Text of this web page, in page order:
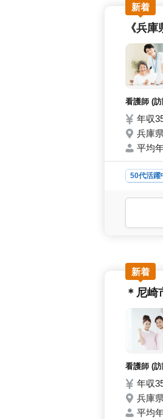
くりに
す。 ＜
切にし
新着
《兵
看護師 (
年収
兵庫
平均
50代活躍
おす
＜働きや
看護の
ます。
っていま
新着
＊尼
看護師 (
年収
兵庫
平均